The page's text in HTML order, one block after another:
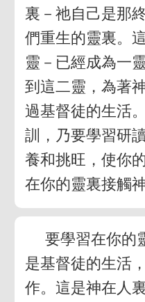
裏－祂自己是那
們重生的靈裏。
靈－已經成為一
到這二靈，為著
過基督徒的生活
訓，乃要學習研
養和挑旺，使你
在你的靈裏接觸神
要學習在你的
是基督徒的生活
作。這是神在人